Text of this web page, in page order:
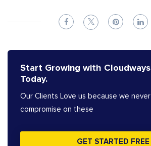
Start Growing with Cloudways
Today.
Our Clients Love us because we never
compromise on these
GET STARTED FREE